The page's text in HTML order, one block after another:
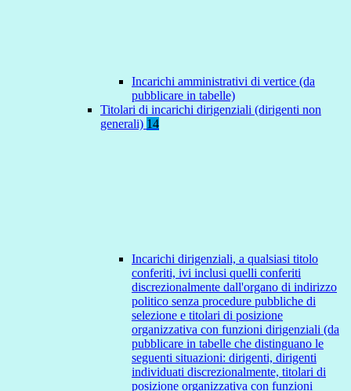
Incarichi amministrativi di vertice (da
pubblicare in tabelle)
Titolari di incarichi dirigenziali (dirigenti non
generali) 14
Incarichi dirigenziali, a qualsiasi titolo
conferiti, ivi inclusi quelli conferiti
discrezionalmente dall'organo di indirizzo
politico senza procedure pubbliche di
selezione e titolari di posizione
organizzativa con funzioni dirigenziali (da
pubblicare in tabelle che distinguano le
seguenti situazioni: dirigenti, dirigenti
individuati discrezionalmente, titolari di
posizione organizzativa con funzioni